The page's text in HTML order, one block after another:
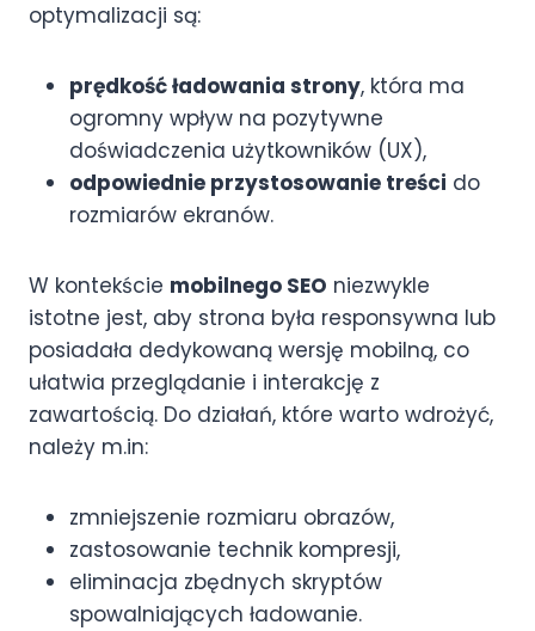
optymalizacji są:
prędkość ładowania strony, która ma
ogromny wpływ na pozytywne
doświadczenia użytkowników (UX),
odpowiednie przystosowanie treści do
rozmiarów ekranów.
W kontekście mobilnego SEO niezwykle
istotne jest, aby strona była responsywna lub
posiadała dedykowaną wersję mobilną, co
ułatwia przeglądanie i interakcję z
zawartością. Do działań, które warto wdrożyć,
należy m.in:
zmniejszenie rozmiaru obrazów,
zastosowanie technik kompresji,
eliminacja zbędnych skryptów
spowalniających ładowanie.